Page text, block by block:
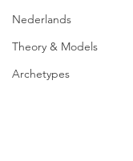
Nederlands
Theory & Models
Archetypes